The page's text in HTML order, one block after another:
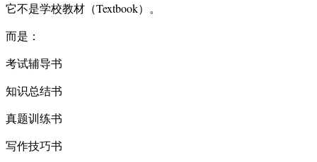
它不是学校教材（Textbook）。
而是：
考试辅导书
知识总结书
真题训练书
写作技巧书